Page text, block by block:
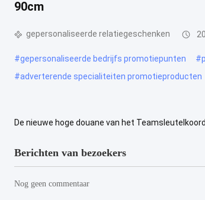
90cm
gepersonaliseerde relatiegeschenken
#gepersonaliseerde bedrijfs promotiepunten #
#adverterende specialiteiten promotieproducten
De nieuwe hoge douane van het
Berichten van bezoekers
Nog geen commentaar